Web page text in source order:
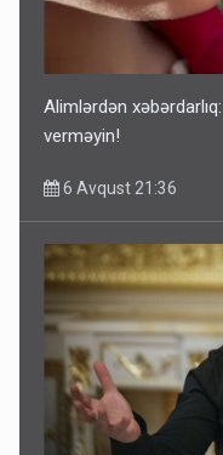
Alimlərdən
verməyin!
6 Avqust 21:36